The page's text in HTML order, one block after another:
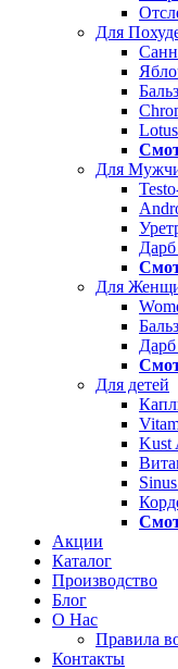
Для
Для
Для
Для детей
Kust
Акции
Каталог
Производство
Блог
О Нас
Правила
Контакты